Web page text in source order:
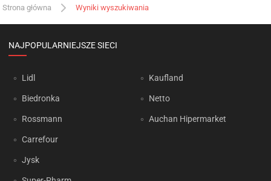
Strona główna Wyniki wyszukiwania
NAJPOPULARNIEJSZE SIECI
Lidl
Biedronka
Rossmann
Carrefour
Jysk
Kaufland
Netto
Auchan Hipermarket